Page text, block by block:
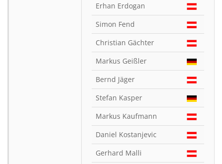
Erhan Erdogan
Simon Fend
Christian Gächter
Markus Geißler
Bernd Jäger
Stefan Kasper
Markus Kaufmann
Daniel Kostanjevic
Gerhard Malli